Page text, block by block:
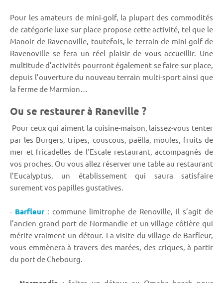
Pour les amateurs de mini-golf, la plupart des commodités
de catégorie luxe sur place propose cette activité, tel que le
Manoir de Ravenoville, toutefois, le terrain de mini-golf de
Ravenoville se fera un réel plaisir de vous accueillir. Une
multitude d’activités pourront également se faire sur place,
depuis l’ouverture du nouveau terrain multi-sport ainsi que
la ferme de Marmion…
Ou se restaurer à Raneville ?
Pour ceux qui aiment la cuisine-maison, laissez-vous tenter
par les Burgers, tripes, couscous, paëlla, moules, fruits de
mer et fricadelles de l’Escale restaurant, accompagnés de
vos proches. Ou vous allez réserver une table au restaurant
l’Eucalyptus, un établissement qui saura satisfaire
surement vos papilles gustatives.
- Barfleur : commune limitrophe de Renoville, il s’agit de
l’ancien grand port de Normandie et un village côtière qui
mérite vraiment un détour. La visite du village de Barfleur,
vous emmènera à travers des marées, des criques, à partir
du port de Chebourg.